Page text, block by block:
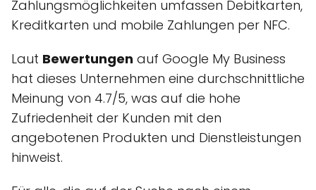
Zahlungsmöglichkeiten umfassen Debitkarten,
Kreditkarten und mobile Zahlungen per NFC.
Laut Bewertungen auf Google My Business
hat dieses Unternehmen eine durchschnittliche
Meinung von 4.7/5, was auf die hohe
Zufriedenheit der Kunden mit den
angebotenen Produkten und Dienstleistungen
hinweist.